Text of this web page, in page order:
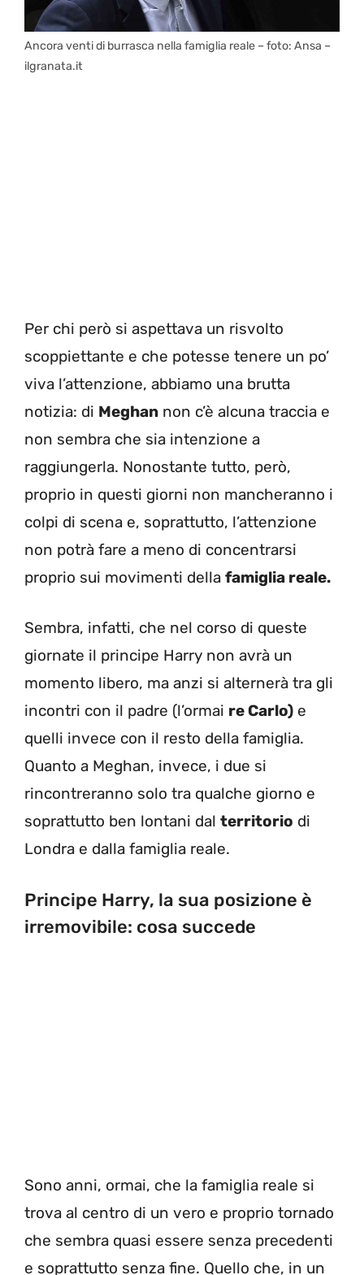
Ancora venti di burrasca nella famiglia reale – foto: Ansa –
ilgranata.it
Per chi però si aspettava un risvolto
scoppiettante e che potesse tenere un po’
viva l’attenzione, abbiamo una brutta
notizia: di Meghan non c’è alcuna traccia e
non sembra che sia intenzione a
raggiungerla. Nonostante tutto, però,
proprio in questi giorni non mancheranno i
colpi di scena e, soprattutto, l’attenzione
non potrà fare a meno di concentrarsi
proprio sui movimenti della famiglia reale.
Sembra, infatti, che nel corso di queste
giornate il principe Harry non avrà un
momento libero, ma anzi si alternerà tra gli
incontri con il padre (l’ormai re Carlo) e
quelli invece con il resto della famiglia.
Quanto a Meghan, invece, i due si
rincontreranno solo tra qualche giorno e
soprattutto ben lontani dal territorio di
Londra e dalla famiglia reale.
Principe Harry, la sua posizione è
irremovibile: cosa succede
Sono anni, ormai, che la famiglia reale si
trova al centro di un vero e proprio tornado
che sembra quasi essere senza precedenti
e soprattutto senza fine. Quello che, in un